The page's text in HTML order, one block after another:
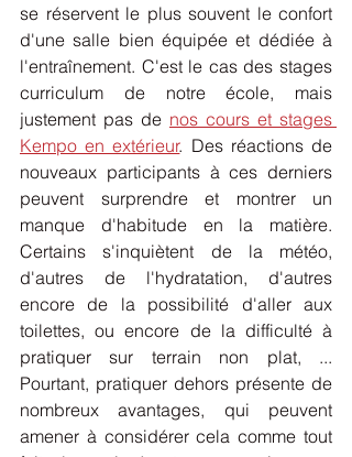
se réservent le plus souvent le confort
d'une salle bien équipée et dédiée à
l'entraînement. C'est le cas des stages
curriculum de notre école, mais
justement pas de nos cours et stages
Kempo en extérieur. Des réactions de
nouveaux participants à ces derniers
peuvent surprendre et montrer un
manque d'habitude en la matière.
Certains s'inquiètent de la météo,
d'autres de l'hydratation, d'autres
encore de la possibilité d'aller aux
toilettes, ou encore de la difficulté à
pratiquer sur terrain non plat, ...
Pourtant, pratiquer dehors présente de
nombreux avantages, qui peuvent
amener à considérer cela comme tout